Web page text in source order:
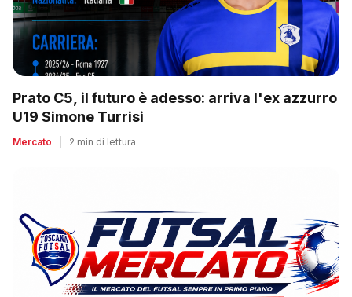
Prato C5, il futuro è adesso: arriva l'ex azzurro
U19 Simone Turrisi
Mercato 2 min di lettura